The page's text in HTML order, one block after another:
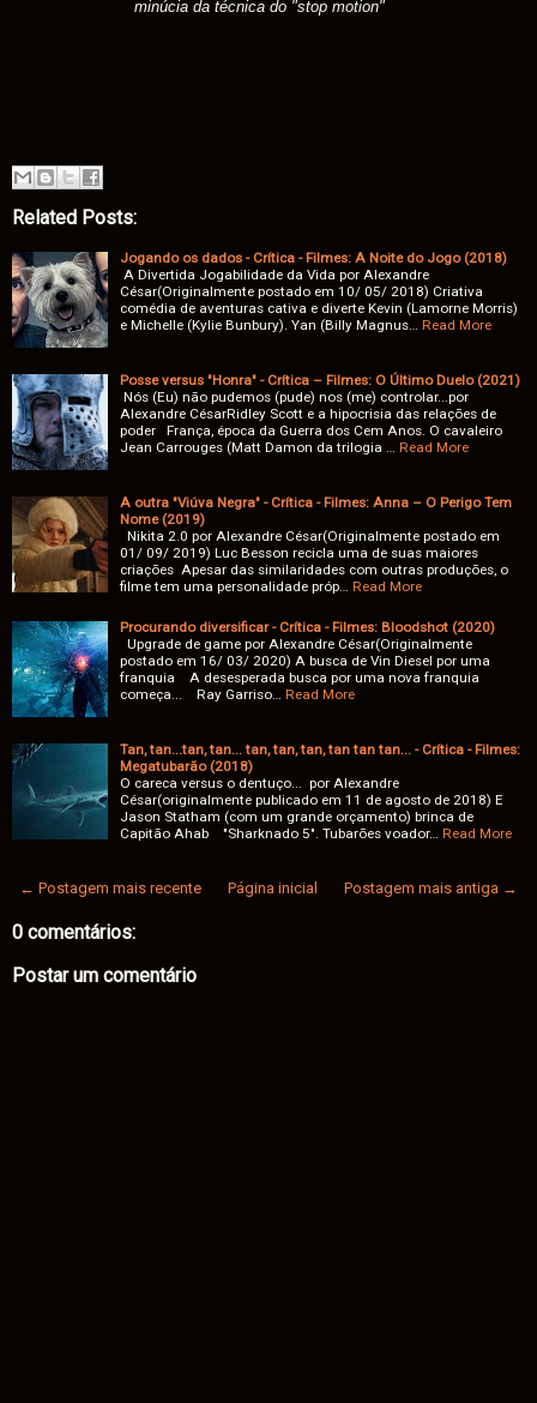
minúcia da técnica do "stop motion"
Related Posts:
Jogando os dados - Crítica - Filmes: A Noite do Jogo (2018)
A Divertida Jogabilidade da Vida por Alexandre
César(Originalmente postado em 10/ 05/ 2018) Criativa
comédia de aventuras cativa e diverte Kevin (Lamorne Morris)
e Michelle (Kylie Bunbury). Yan (Billy Magnus… Read More
Posse versus "Honra" - Crítica – Filmes: O Último Duelo (2021)
Nós (Eu) não pudemos (pude) nos (me) controlar...por
Alexandre CésarRidley Scott e a hipocrisia das relações de
poder França, época da Guerra dos Cem Anos. O cavaleiro
Jean Carrouges (Matt Damon da trilogia … Read More
A outra "Viúva Negra" - Crítica - Filmes: Anna – O Perigo Tem
Nome (2019)
Nikita 2.0 por Alexandre César(Originalmente postado em
01/ 09/ 2019) Luc Besson recicla uma de suas maiores
criações Apesar das similaridades com outras produções, o
filme tem uma personalidade próp… Read More
Procurando diversificar - Crítica - Filmes: Bloodshot (2020)
Upgrade de game por Alexandre César(Originalmente
postado em 16/ 03/ 2020) A busca de Vin Diesel por uma
franquia A desesperada busca por uma nova franquia
começa... Ray Garriso… Read More
Tan, tan...tan, tan... tan, tan, tan, tan tan tan... - Crítica - Filmes:
Megatubarão (2018)
O careca versus o dentuço... por Alexandre
César(originalmente publicado em 11 de agosto de 2018) E
Jason Statham (com um grande orçamento) brinca de
Capitão Ahab "Sharknado 5". Tubarões voador… Read More
← Postagem mais recente Postagem mais antiga →
Página inicial
0 comentários:
Postar um comentário